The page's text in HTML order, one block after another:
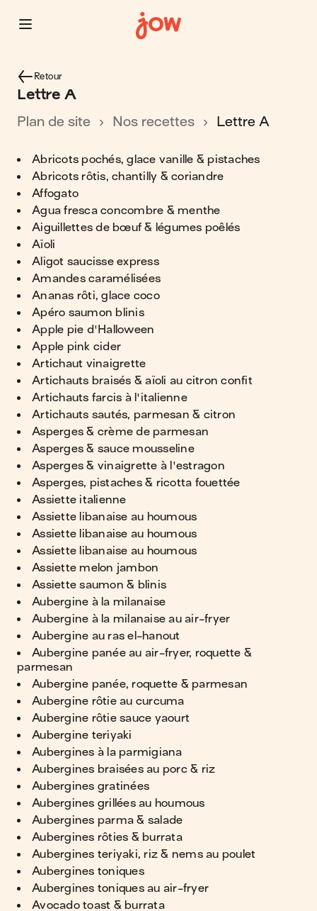
Retour
Lettre A
plan de site nos recettes Lettre A
Abricots pochés, glace vanille & pistaches
Abricots rôtis, chantilly & coriandre
Affogato
Agua fresca concombre & menthe
Aiguillettes de bœuf & légumes poêlés
Aïoli
Aligot saucisse express
Amandes caramélisées
Ananas rôti, glace coco
Apéro saumon blinis
Apple pie d'Halloween
Apple pink cider
Artichaut vinaigrette
Artichauts braisés & aïoli au citron confit
Artichauts farcis à l'italienne
Artichauts sautés, parmesan & citron
Asperges & crème de parmesan
Asperges & sauce mousseline
Asperges & vinaigrette à l'estragon
Asperges, pistaches & ricotta fouettée
Assiette italienne
Assiette libanaise au houmous
Assiette libanaise au houmous
Assiette libanaise au houmous
Assiette melon jambon
Assiette saumon & blinis
Aubergine à la milanaise
Aubergine à la milanaise au air-fryer
Aubergine au ras el-hanout
Aubergine panée au air-fryer, roquette &
parmesan
Aubergine panée, roquette & parmesan
Aubergine rôtie au curcuma
Aubergine rôtie sauce yaourt
Aubergine teriyaki
Aubergines à la parmigiana
Aubergines braisées au porc & riz
Aubergines gratinées
Aubergines grillées au houmous
Aubergines parma & salade
Aubergines rôties & burrata
Aubergines teriyaki, riz & nems au poulet
Aubergines toniques
Aubergines toniques au air-fryer
Avocado toast & burrata